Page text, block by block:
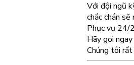
Với đội ngũ
chắc chắn
Phục vụ 24/
Hãy gọi
Chúng tôi rất